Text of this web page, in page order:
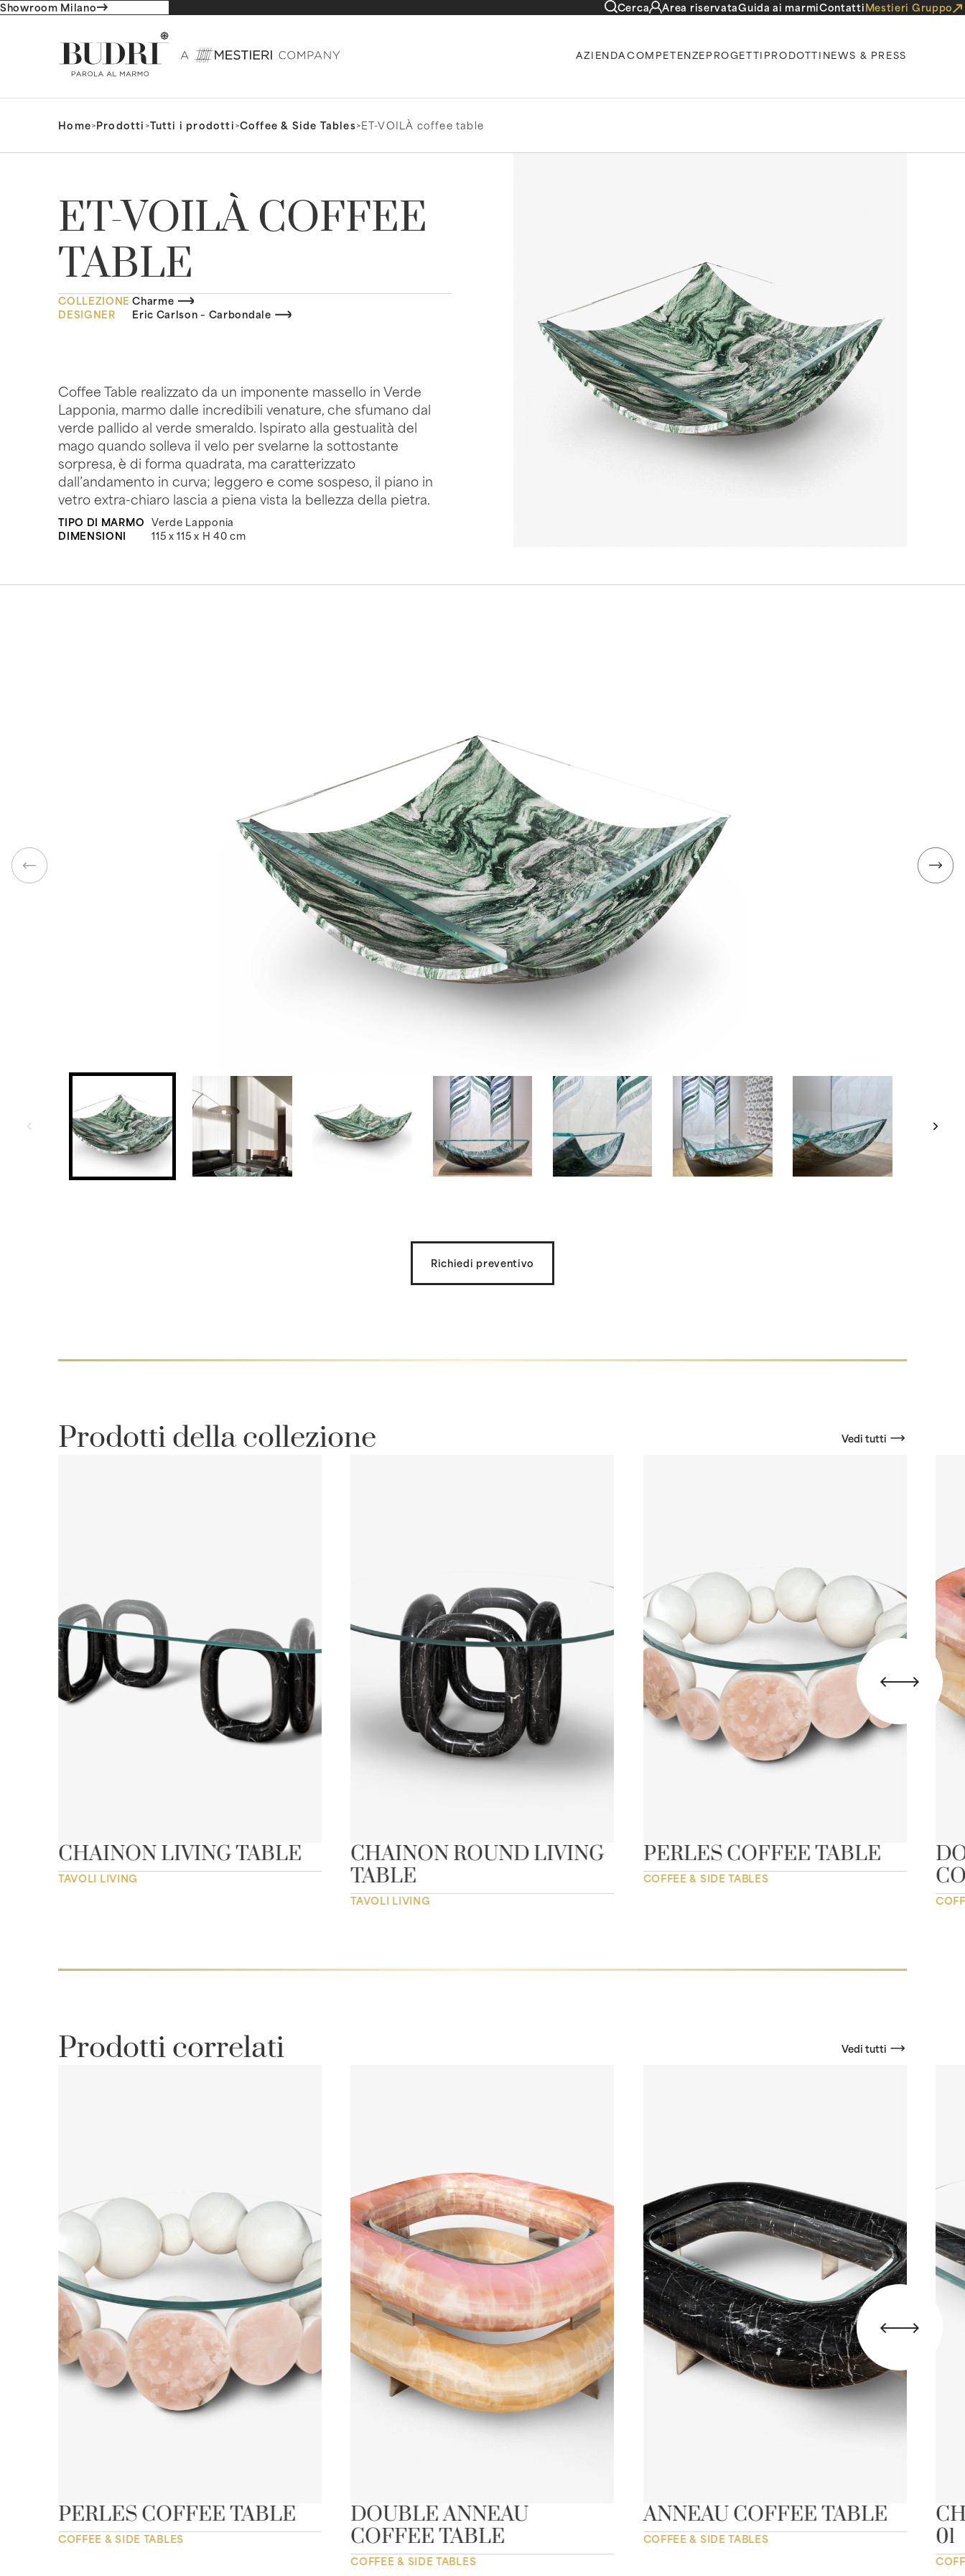
Showroom Milano Cerca Area riservataGuida ai marmiContattiMestieri Gruppo
AZIENDACOMPETENZEPROGETTIPRODOTTINEWS & PRESS
Home>Prodotti>Tutti i prodotti>Coffee & Side Tables>ET-VOILÀ coffee table
ET-VOILÀ COFFEE
TABLE
COLLEZIONE Charme
DESIGNER
Eric Carlson – Carbondale
Coffee Table realizzato da un imponente massello in Verde
Lapponia, marmo dalle incredibili venature, che sfumano dal
verde pallido al verde smeraldo. Ispirato alla gestualità del
mago quando solleva il velo per svelarne la sottostante
sorpresa, è di forma quadrata, ma caratterizzato
dall’andamento in curva; leggero e come sospeso, il piano in
vetro extra-chiaro lascia a piena vista la bellezza della pietra.
TIPO DI MARMO Verde Lapponia
DIMENSIONI
115 x 115 x H 40 cm
Richiedi preventivo
Prodotti della collezione Vedi tutti
CHAINON LIVING TABLE
TAVOLI LIVING
CHAINON ROUND LIVING
TABLE
TAVOLI LIVING
PERLES COFFEE TABLE
COFFEE & SIDE TABLES
Prodotti correlati Vedi tutti
PERLES COFFEE TABLE
COFFEE & SIDE TABLES
DOUBLE ANNEAU
COFFEE TABLE
COFFEE & SIDE TABLES
ANNEAU COFFEE TABLE
COFFEE & SIDE TABLES
01